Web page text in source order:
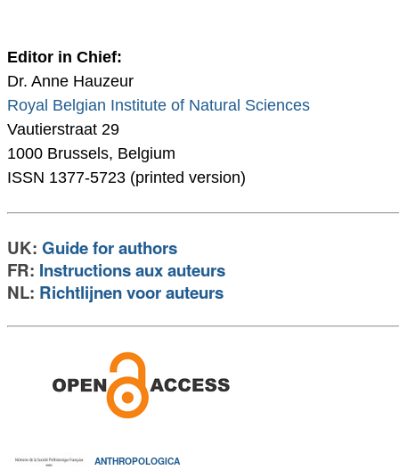
Editor in Chief:
Dr. Anne Hauzeur
Royal Belgian Institute of Natural Sciences
Vautierstraat 29
1000 Brussels, Belgium
ISSN 1377-5723 (printed version)
UK: Guide for authors
FR: Instructions aux auteurs
NL: Richtlijnen voor auteurs
ANTHROPOLOGICA